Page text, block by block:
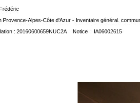
Provence-Alpes-Côte d'Azur - Inventaire général.
: 20160600659NUC2A Notice : IA06002615